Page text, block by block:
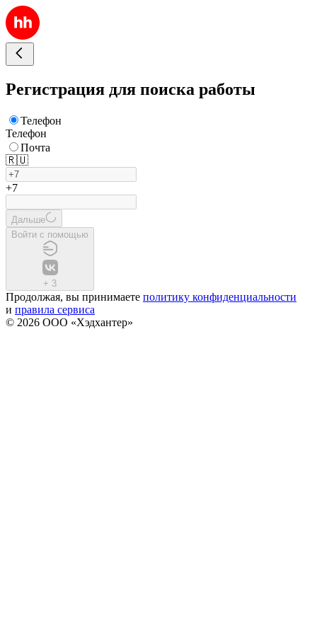
Регистрация для поиска работы
Телефон
Телефон
Почта
🇷🇺
+7
Дальше
Войти с помощью
+ 3
Продолжая, вы принимаете политику конфиденциальности
и правила сервиса
© 2026 ООО «Хэдхантер»